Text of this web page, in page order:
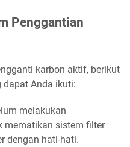
Penggantian
karbon aktif, berikut
dapat Anda ikuti:
melakukan
mematikan sistem filter
dengan hati-hati.